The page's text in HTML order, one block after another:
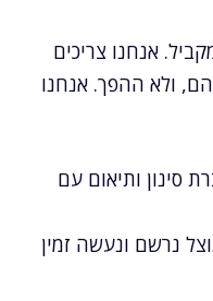
אנחנו צריכים
ולא ההפך. אנחנו
סינון ותיאום עם
נרשם ונעשה זמין